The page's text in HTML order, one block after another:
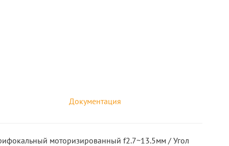
Документация
моторизированный f2.7~13.5мм / Угол